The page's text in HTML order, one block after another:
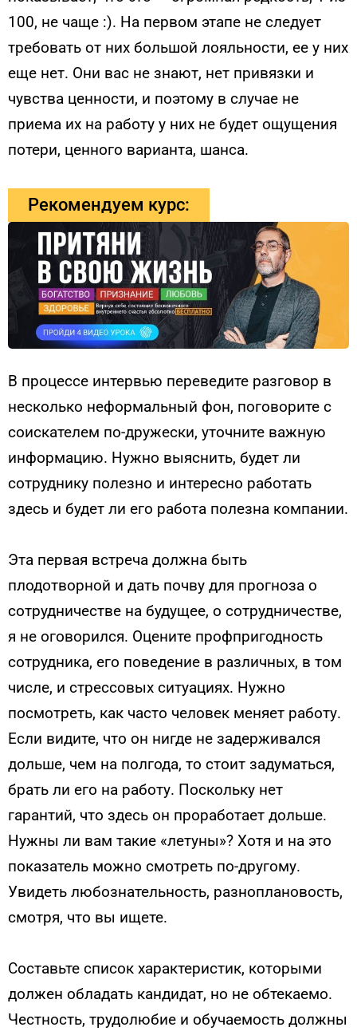
100, не чаще :). На первом этапе не следует
требовать от них большой лояльности, ее у них
еще нет. Они вас не знают, нет привязки и
чувства ценности, и поэтому в случае не
приема их на работу у них не будет ощущения
потери, ценного варианта, шанса.
Рекомендуем курс:
В процессе интервью переведите разговор в
несколько неформальный фон, поговорите с
соискателем по-дружески, уточните важную
информацию. Нужно выяснить, будет ли
сотруднику полезно и интересно работать
здесь и будет ли его работа полезна компании.
Эта первая встреча должна быть
плодотворной и дать почву для прогноза о
сотрудничестве на будущее, о сотрудничестве,
я не оговорился. Оцените профпригодность
сотрудника, его поведение в различных, в том
числе, и стрессовых ситуациях. Нужно
посмотреть, как часто человек меняет работу.
Если видите, что он нигде не задерживался
дольше, чем на полгода, то стоит задуматься,
брать ли его на работу. Поскольку нет
гарантий, что здесь он проработает дольше.
Нужны ли вам такие «летуны»? Хотя и на это
показатель можно смотреть по-другому.
Увидеть любознательность, разноплановость,
смотря, что вы ищете.
Составьте список характеристик, которыми
должен обладать кандидат, но не обтекаемо.
Честность, трудолюбие и обучаемость должны